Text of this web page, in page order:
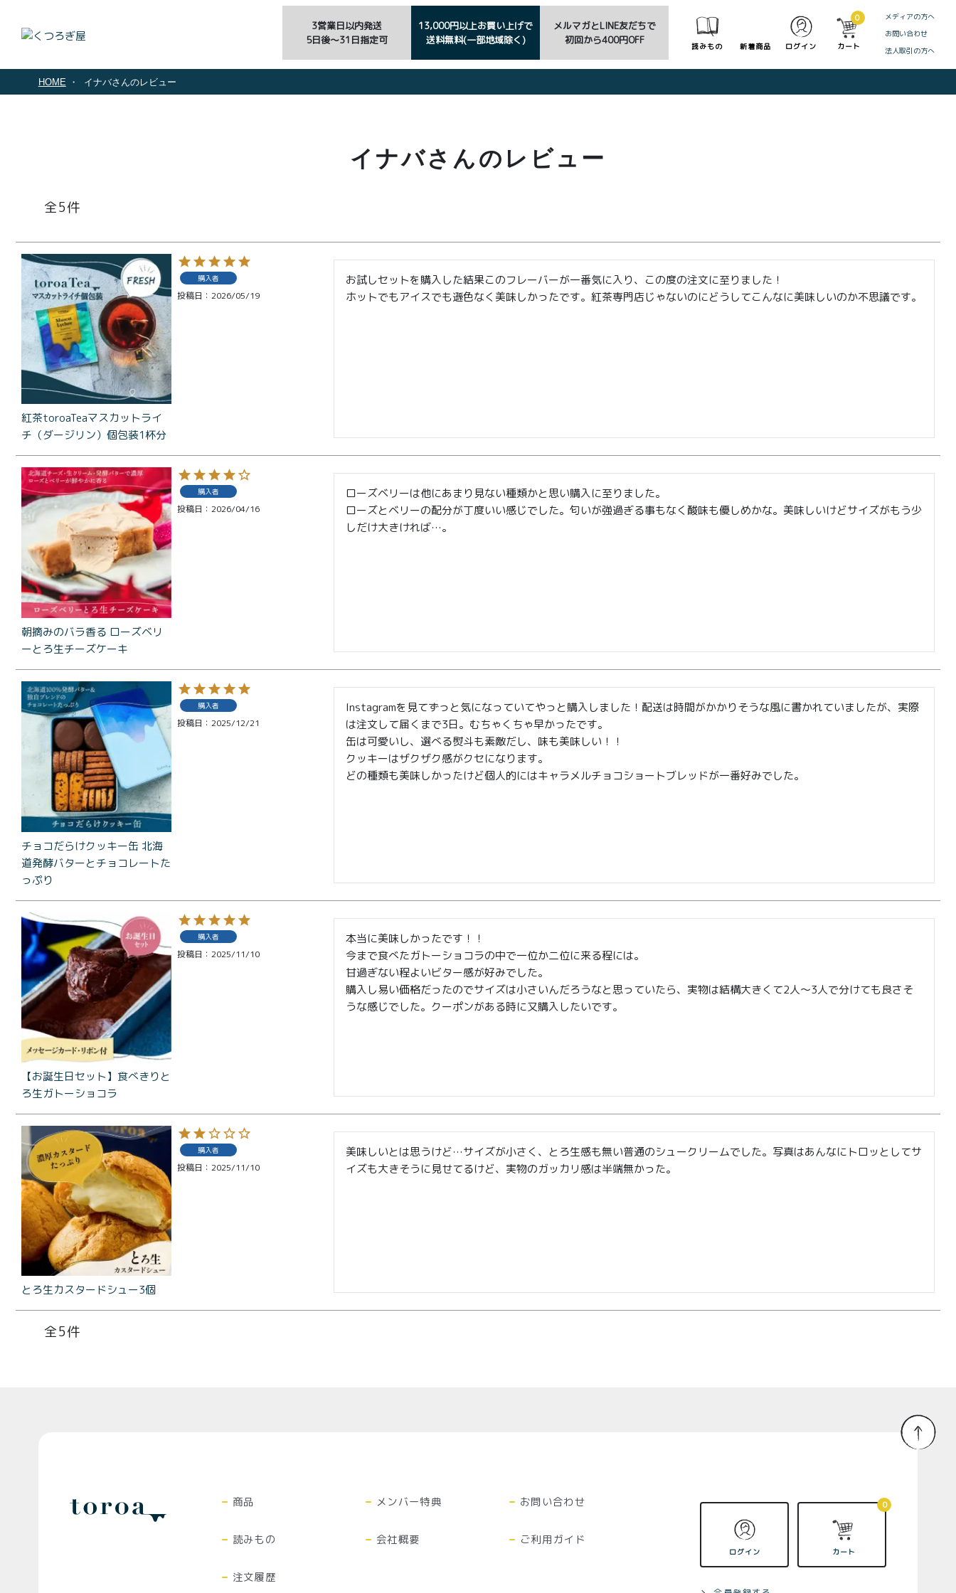
3営業日以内発送
5日後〜31日指定可
13,000円以上お買い上げで
送料無料(一部地域除く)
メルマガとLINE友だちで
初回から400円OFF
読みもの 新着商品 ログイン
0
カート
メディアの方へ
お問い合わせ
法人取引の方へ
CLOSE
とろ生ガ
トーショ
コラ
とろ生 ま
とめ買い
お得セッ
ト
お中元
焼き菓子
メルマガ
会員様限
定
toroa夏
のアウト
レットセ
ール
¥6,000〜
お問い合
わせ
会員登録
〒599-8237
HOME イナバさんのレビュー
イナバさんのレビュー
5
紅茶toroaTeaマスカットライ
チ（ダージリン）個包装1杯分
購入者
投稿日 2026/05/19
お試しセットを購入した結果このフレーバーが一番気に入り、この度の注文に至りました！
ホットでもアイスでも遜色なく美味しかったです。紅茶専門店じゃないのにどうしてこんなに美味しいのか不思議です。
朝摘みのバラ香る ローズベリ
ーとろ生チーズケーキ
購入者
投稿日 2026/04/16
ローズベリーは他にあまり見ない種類かと思い購入に至りました。
ローズとベリーの配分が丁度いい感じでした。匂いが強過ぎる事もなく酸味も優しめかな。美味しいけどサイズがもう少
しだけ大きければ…。
チョコだらけクッキー缶 北海
道発酵バターとチョコレートた
っぷり
購入者
投稿日 2025/12/21
Instagramを見てずっと気になっていてやっと購入しました！配送は時間がかかりそうな風に書かれていましたが、実際
は注文して届くまで3日。むちゃくちゃ早かったです。
缶は可愛いし、選べる熨斗も素敵だし、味も美味しい！！
クッキーはザクザク感がクセになります。
どの種類も美味しかったけど個人的にはキャラメルチョコショートブレッドが一番好みでした。
【お誕生日セット】食べきりと
ろ生ガトーショコラ
購入者
投稿日 2025/11/10
本当に美味しかったです！！
今まで食べたガトーショコラの中で一位か二位に来る程には。
甘過ぎない程よいビター感が好みでした。
購入し易い価格だったのでサイズは小さいんだろうなと思っていたら、実物は結構大きくて2人〜3人で分けても良さそ
うな感じでした。クーポンがある時に又購入したいです。
とろ生カスタードシュー3個
購入者
投稿日 2025/11/10
美味しいとは思うけど…サイズが小さく、とろ生感も無い普通のシュークリームでした。写真はあんなにトロッとしてサ
イズも大きそうに見せてるけど、実物のガッカリ感は半端無かった。
5
ログイン
0
カート
商品
読みもの
注文履歴
メンバー特典
会社概要
お問い合わせ
ご利用ガイド